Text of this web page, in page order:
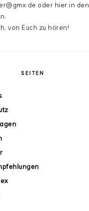
oder hier in den
von Euch zu hören!
SEITEN